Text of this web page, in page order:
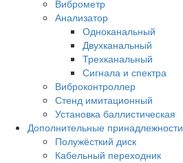
Виброметр
Анализатор
Одноканальный
Двухканальный
Трехканальный
Сигнала и спектра
Виброконтроллер
Стенд имитационный
Установка баллистическая
Дополнительные принадлежности
Полужёсткий диск
Кабельный переходник